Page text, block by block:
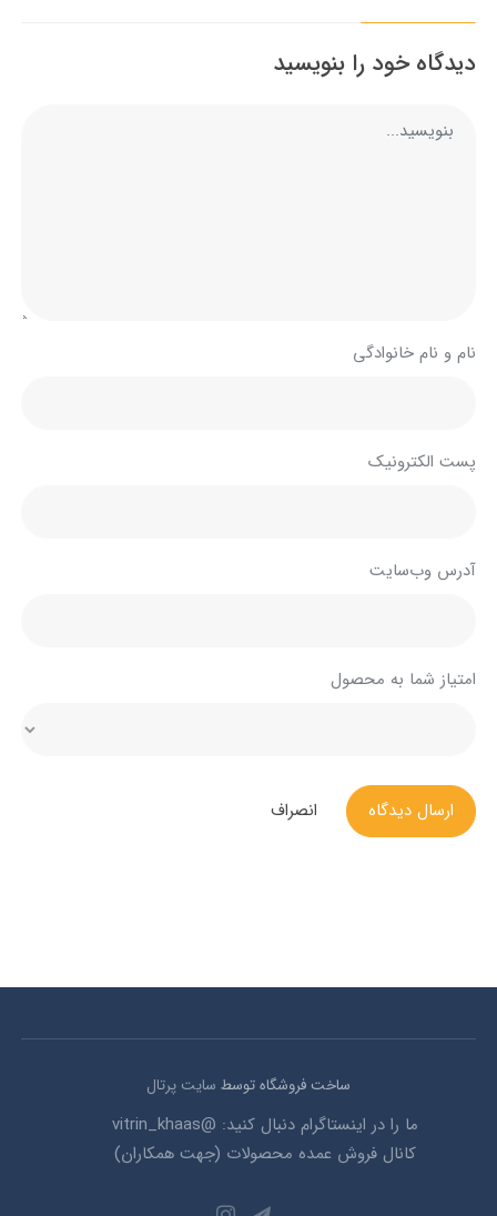
دیدگاه خود را بنویسید
نام و نام خانوادگی
پست الکترونیک
آدرس وب‌سایت
امتیاز شما به محصول
ارسال دیدگاه انصراف
ساخت فروشگاه توسط سایت پرتال
ما را در اینستاگرام دنبال کنید: @vitrin_khaas
کانال فروش عمده محصولات (جهت همکاران)